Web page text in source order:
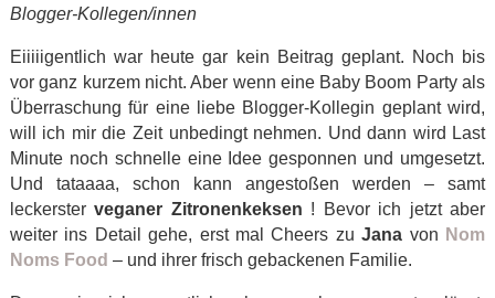
Blogger-Kollegen/innen
Eiiiiigentlich war heute gar kein Beitrag geplant. Noch bis
vor ganz kurzem nicht. Aber wenn eine Baby Boom Party als
Überraschung für eine liebe Blogger-Kollegin geplant wird,
will ich mir die Zeit unbedingt nehmen. Und dann wird Last
Minute noch schnelle eine Idee gesponnen und umgesetzt.
Und tataaaa, schon kann angestoßen werden – samt
leckersterveganer Zitronenkeksen ! Bevor ich jetzt aber
weiter ins Detail gehe, erst mal Cheers zuJana von Nom
Noms Food – und ihrer frisch gebackenen Familie.